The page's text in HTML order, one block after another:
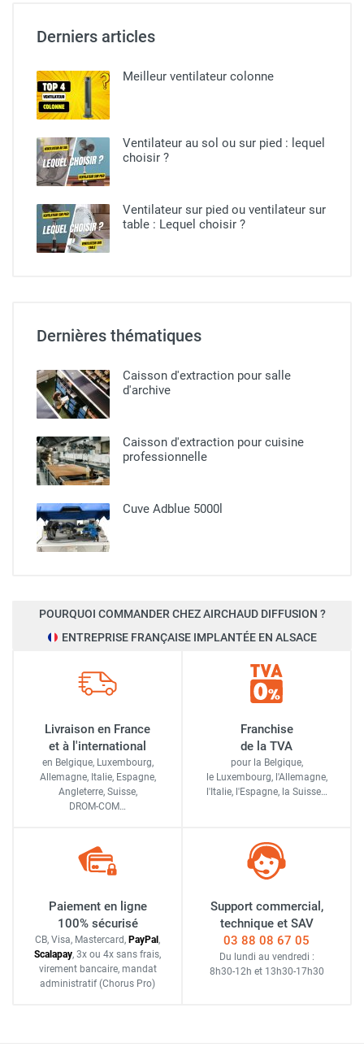
Derniers articles
Meilleur ventilateur colonne
Ventilateur au sol ou sur pied​ : lequel
choisir ?
Ventilateur sur pied ou ventilateur sur
table : Lequel choisir ?
Dernières thématiques
Caisson d'extraction pour salle
d'archive
Caisson d'extraction pour cuisine
professionnelle​
Cuve Adblue 5000l
POURQUOI COMMANDER CHEZ AIRCHAUD DIFFUSION ?
ENTREPRISE FRANÇAISE IMPLANTÉE EN ALSACE
Livraison en France
et à l'international
en Belgique, Luxembourg,
Allemagne, Italie, Espagne,
Angleterre, Suisse,
DROM-COM…
Franchise
de la TVA
pour la Belgique,
le Luxembourg, l'Allemagne,
l'Italie, l'Espagne, la Suisse…
Paiement en ligne
100% sécurisé
CB, Visa, Mastercard, PayPal,
Scalapay, 3x ou 4x sans frais,
virement bancaire, mandat
administratif (Chorus Pro)
Support commercial,
technique et SAV
03 88 08 67 05
Du lundi au vendredi :
8h30-12h et 13h30-17h30